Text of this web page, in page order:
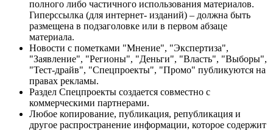
полного либо частичного использования материалов.
Гиперссылка (для интернет- изданий) – должна быть
размещена в подзаголовке или в первом абзаце
материала.
Новости с пометками "Мнение", "Экспертиза",
"Заявление", "Регионы", "Деньги", "Власть", "Выборы",
"Тест-драйв", "Спецпроекты", "Промо" публикуются на
правах рекламы.
Раздел Спецпроекты создается совместно с
коммерческими партнерами.
Любое копирование, публикация, републикация и
другое распространение информации, которое содержит